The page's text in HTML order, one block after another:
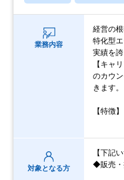
業務内容
経営の
特化型
実績を
【キャ
のカウ
きます。
【特徴】
対象となる方
【下記
◆販売・